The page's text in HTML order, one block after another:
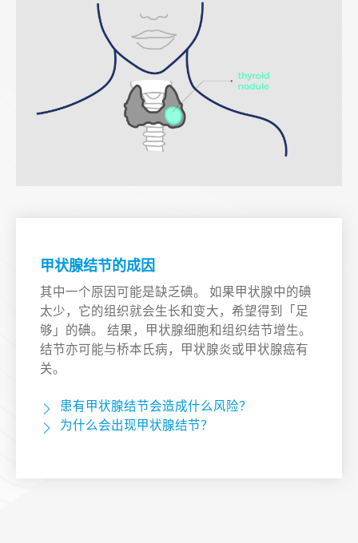
甲状腺结节的成因
其中一个原因可能是缺乏碘。 如果甲状腺中的碘
太少，它的组织就会生长和变大，希望得到「足
够」的碘。 结果，甲状腺细胞和组织结节增生。
结节亦可能与桥本氏病，甲状腺炎或甲状腺癌有
关。
患有甲状腺结节会造成什么风险？
为什么会出现甲状腺结节？